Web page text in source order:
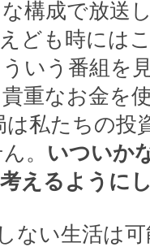
構成で放送
ども時には
いう番組を
重なお金を
は私たちの投
。 いついか
えるように
ない生活は